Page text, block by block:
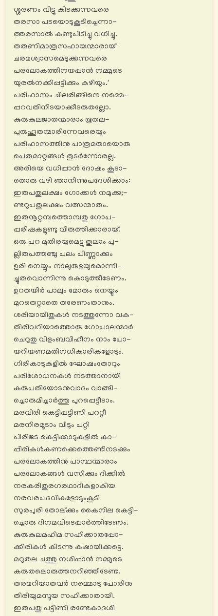
ശ്ശരണം വിട്ടു കിടക്കുന്നവരെ
തരസാ പടയൊടുകൂടിച്ചെന്നാ-
ത്തരസാൽ കണ്ടുപിടിച്ചു വധിച്ചു.
തരുണിമാത്രസഹായന്മാരായ്
ചരമശ്വാസമെടുക്കുന്നവരെ
പരലോകത്തിനയപ്പാൻ നമ്മുടെ
യുരൽനക്കിപ്പട്ടിക്കും കഴിയും.'
പരിഹാസം ചിലരിങ്ങിനെ നമ്മെ-
പ്പറവതിനിടയാക്കീടരുതല്ലോ.
കുരുകുലജാതന്മാരാം ഭൂതല-
പുരുഹൂതന്മാരിന്നേവരെയും
പരിഹാസത്തിനു പാത്രമതായൊരു
പെരുമാറ്റങ്ങൾ തുടര്‍ന്നോരല്ല.
അരിയെ വധിപ്പാൻ ദോഷം കൂടാ-
തൊരു വഴി ഞാനിന്നുപദേശിക്കാം:
ഇരുപതുലക്ഷം ഗോക്കൾ നമുക്കു;-
ണ്ടറുപതുലക്ഷം വത്സന്മാരും.
ഇരുനൂറ്റമ്പത്തൊമ്പതു ഗോപ-
പ്പരിഷകളുണ്ടു വിരുത്തിക്കാരായ്.
ഒരു പറ മുതിരയുമെട്ടു തുലാം പു-
ല്ലിരുപത്തഞ്ചു പലം പിണ്ണാക്കും
ഉരി നെയ്യും നാലുരുളയുമൊന്നി-
ച്ചുരുവൊന്നിന്നു കൊടുത്തീടേണം.
ഉറതയിർ പാലും മോരും നെയ്യും
മുറതെറ്റാതെ തരേണംതാനും.
ശരിയായിതുകൾ നടത്തുന്നോ വക-
തിരിവറിയാത്തൊരു ഗോപാലന്മാർ
ചെറുതു വിളംബവിഹീനം നാം പോ-
യറിയണമതിനധികാരികളോടും.
ഗിരികാടുകളിൽ ഘോഷംതോറും
പരിശോധനകൾ നടത്താനായി
കരുപതിയോടനുവാദം വാങ്ങി-
ച്ചൊരുമിച്ചാര്‍ത്തു പുറപ്പെട്ടീടാം.
മരവിരി കെട്ടിപ്പട്ടിണി പററ്റീ
മരനിരമൂടാം വീടും പറ്റി
പിരിജട കെട്ടിക്കാടുകളിൽ കാ-
പ്പിരികൾകണക്കെത്തെണ്ടിനടക്കും
പരലോകത്തിനു പാന്ഥന്മാരാം
പരലോകങ്ങൾ വസിക്കും ദിക്കിൽ
നരകരിതുരഗരഥാദികളാകിയ
നരവരപദവികളോടുംകൂടി
സുരപുരി തോല്ക്കും കൈനില കെട്ടി-
ച്ചൊരു ദിനമവിടെപ്പാര്‍ത്തിടേണം.
കുരുകുലമഹിമ സഹിക്കാതപ്പോ-
ക്കിരികൾ കിടന്നു കഷായിക്കട്ടെ.
മറുതല ചത്തു നശിപ്പാൻ നമ്മുടെ
കരുതലൊരുത്തനറിഞ്ഞീടേണ്ട.
തരമറിയാതവർ നമ്മൊടു പോരിനു
തിരിയുമസൂയ സഹിക്കാതായി.
ഇരുപതു പട്ടിണി രണ്ടേകാദശി